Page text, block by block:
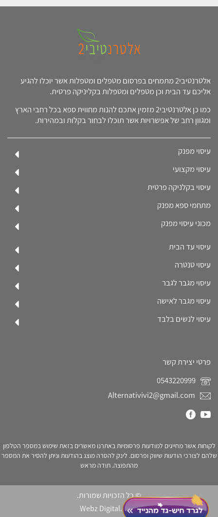
אלטרנטיבי2 מתמחים בפרסום מטפלים ומטפלות אשר יוכלו להגיע
אליכם עד הבית וכן מטפלים ומטפלות בקליניקה פרטית.
כמו כן אלטרנטיבי2 מזמין אתכם להנות מחווית ספא בכל רחבי הארץ
ומגוון רחב של אפשרויות אשר תוכלו לבחור בקלות ובמהירות.
עיסוי מפנק
עיסוי מקצועי
עיסוי בקלניקה פרטית
מתחמי ספא מפנק
מכוני עיסוי מפנק
עיסוי עד הבית
עיסוי טנטרה
עיסוי מגבר לגבר
עיסוי מגבר לאישה
עיסוי לנשים בלבד
פרטי יצירת קשר
Alternativivi2@gmail.com
לקוחות אשר מחייגים למודעות פרסומיות באתרנו מאשרים בזאת שימוש במספר הטלפון
שלהם לצורכי הודעות שיווק ופרסום. לינק להסרה מוצג בהודעות וניתן להסיר את המספר
מהתפוצה. תודה מראש
© כל הזכויות שמורות.
Webz Digital.click